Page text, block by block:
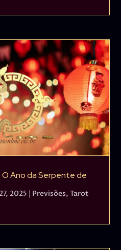
O Ano da Serpente de
2025 | Previsões,Tarot